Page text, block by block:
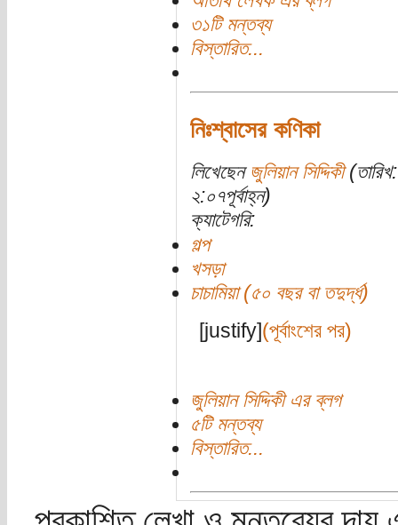
৩১টি মন্তব্য
বিস্তারিত...
নিঃশ্বাসের কণিকা
লিখেছেন জুলিয়ান সিদ্দিকী
২:০৭পূর্বাহ্ন)
ক্যাটেগরি:
গল্প
খসড়া
চাচামিয়া (৫০ বছর বা তদুর্দ্ধ)
[justify](পূর্বাংশের পর)
জুলিয়ান সিদ্দিকী এর ব্লগ
৫টি মন্তব্য
বিস্তারিত...